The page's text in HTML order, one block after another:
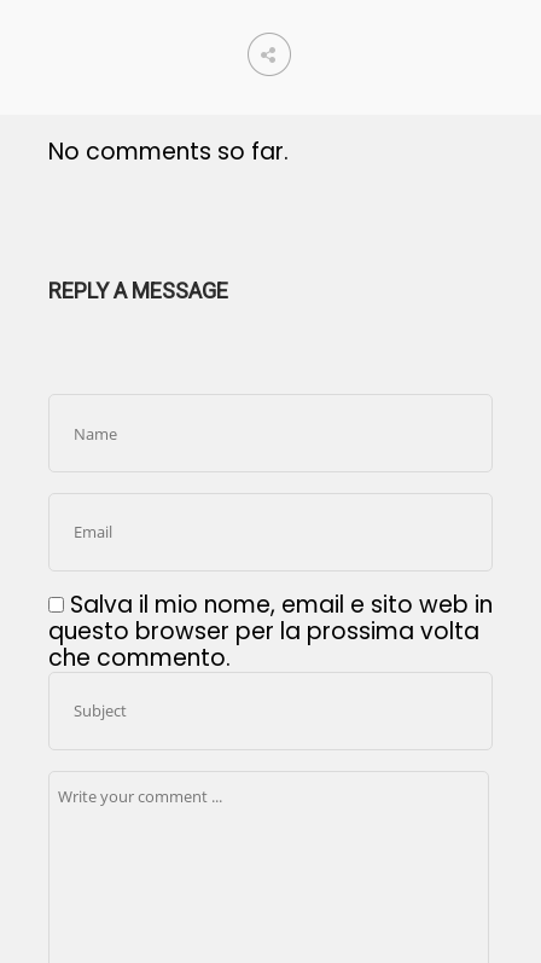
No comments so far.
REPLY A MESSAGE
Salva il mio nome, email e sito web in
questo browser per la prossima volta
che commento.